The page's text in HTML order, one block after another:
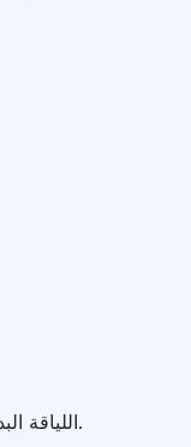
اللياقة البدنية واليوجا والبيلاتس.